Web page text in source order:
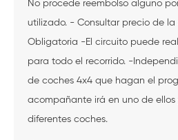
No procede reembolso alguno
utilizado. - Consultar precio de
Obligatoria -El circuito puede
para todo el recorrido. -
de coches 4x4 que hagan el
acompañante irá en uno de ellos
diferentes coches.